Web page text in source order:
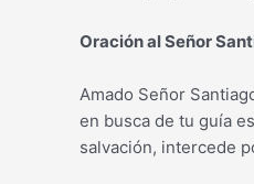
Oración al Señor
Amado Señor
en busca de tu guía
salvación, intercede